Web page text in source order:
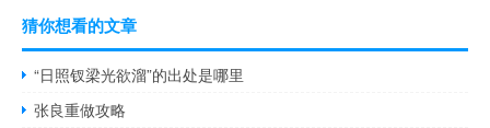
猜你想看的文章
“日照钗梁光欲溜”的出处是哪里
张良重做攻略